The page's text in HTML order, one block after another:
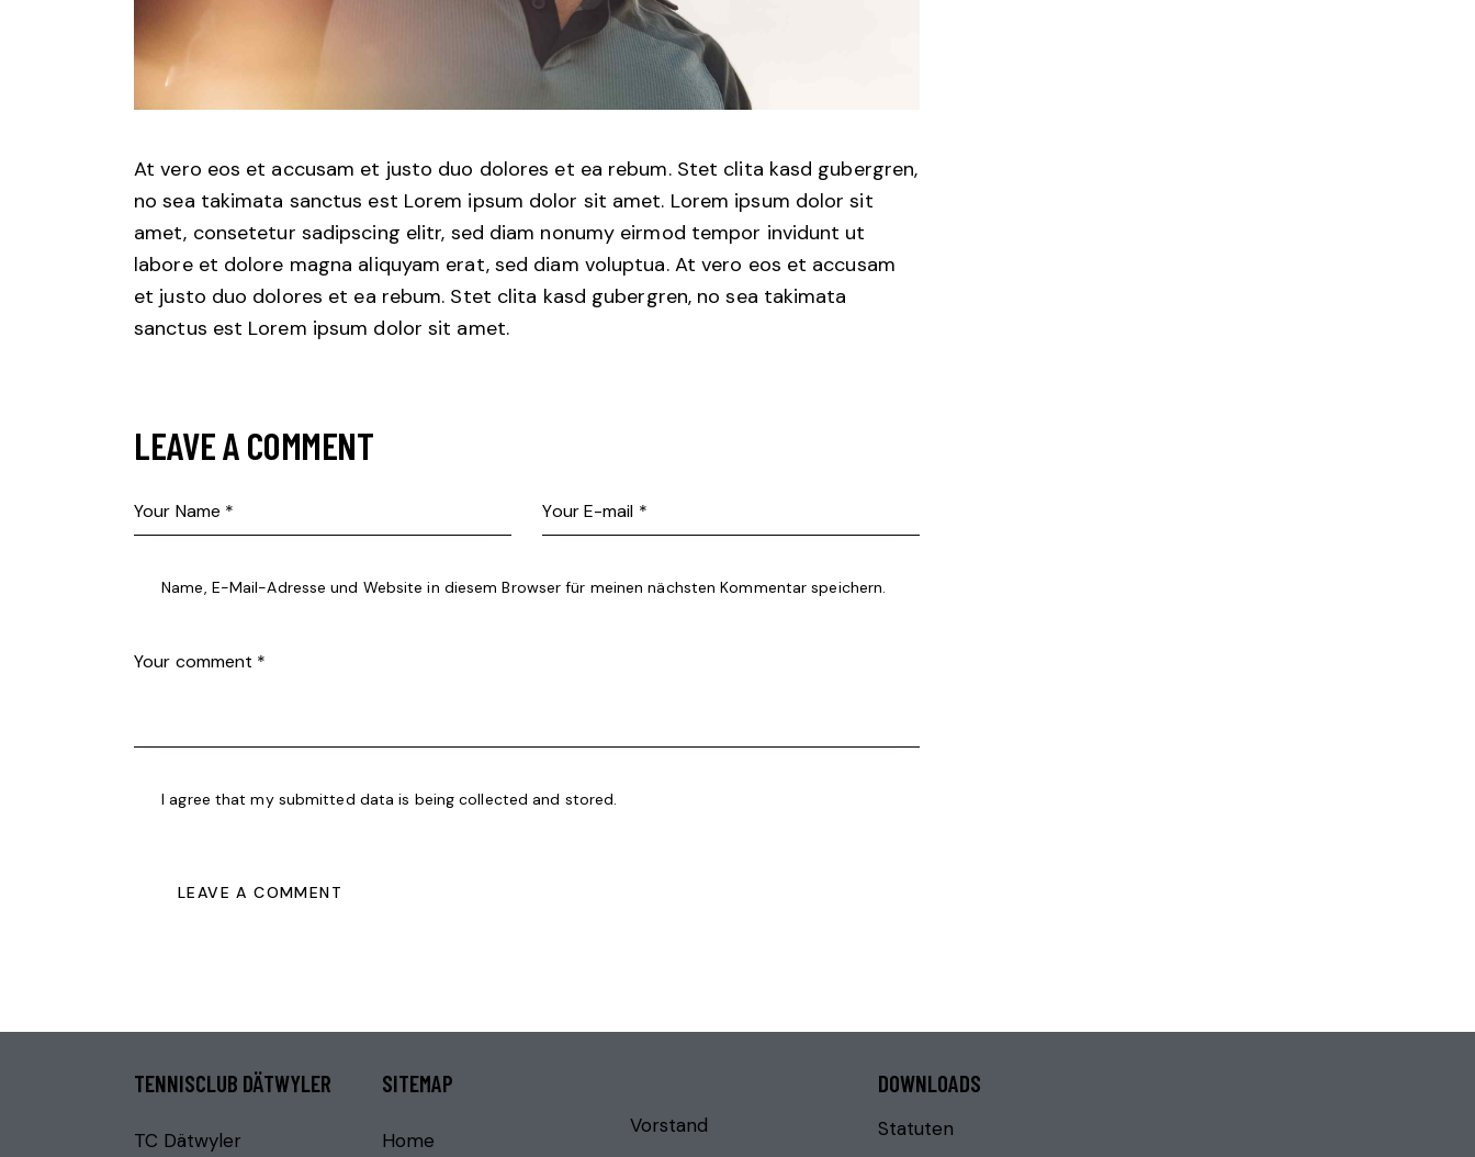
At vero eos et accusam et justo duo dolores et ea rebum. Stet clita kasd gubergren,
no sea takimata sanctus est Lorem ipsum dolor sit amet. Lorem ipsum dolor sit
amet, consetetur sadipscing elitr, sed diam nonumy eirmod tempor invidunt ut
labore et dolore magna aliquyam erat, sed diam voluptua. At vero eos et accusam
et justo duo dolores et ea rebum. Stet clita kasd gubergren, no sea takimata
sanctus est Lorem ipsum dolor sit amet.
LEAVE A COMMENT
Name, E-Mail-Adresse und Website in diesem Browser für meinen nächsten Kommentar speichern.
I agree that my submitted data is being collected and stored.
TENNISCLUB DÄTWYLER
TC Dätwyler
SITEMAP
Home
Vorstand
DOWNLOADS
Statuten